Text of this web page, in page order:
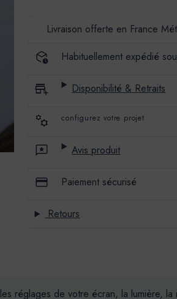
COULEUR
ÉCUME
COULEUR
ÉCUME
Livraison offerte en France
Habituellement expédié
Disponibilité & Retraits
configurez votre projet
Avis produit
Paiement sécurisé
Retours
réglages de votre écran, la lumière,